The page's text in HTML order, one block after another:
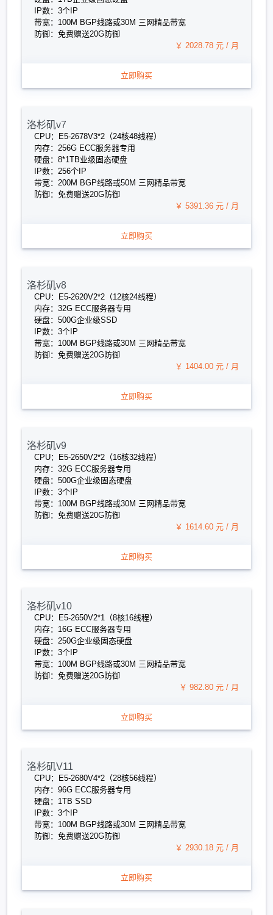
IP数：3个IP
带宽：100M BGP线路或30M 三网精品带宽
防御：免费赠送20G防御
￥ 2028.78 元 / 月
立即购买
洛杉矶v7
CPU：E5-2678V3*2（24核48线程）
内存：256G ECC服务器专用
硬盘：8*1TB业级固态硬盘
IP数：256个IP
带宽：200M BGP线路或50M 三网精品带宽
防御：免费赠送20G防御
￥ 5391.36 元 / 月
立即购买
洛杉矶v8
CPU：E5-2620V2*2（12核24线程）
内存：32G ECC服务器专用
硬盘：500G企业级SSD
IP数：3个IP
带宽：100M BGP线路或30M 三网精品带宽
防御：免费赠送20G防御
￥ 1404.00 元 / 月
立即购买
洛杉矶v9
CPU：E5-2650V2*2（16核32线程）
内存：32G ECC服务器专用
硬盘：500G企业级固态硬盘
IP数：3个IP
带宽：100M BGP线路或30M 三网精品带宽
防御：免费赠送20G防御
￥ 1614.60 元 / 月
立即购买
洛杉矶v10
CPU：E5-2650V2*1（8核16线程）
内存：16G ECC服务器专用
硬盘：250G企业级固态硬盘
IP数：3个IP
带宽：100M BGP线路或30M 三网精品带宽
防御：免费赠送20G防御
￥ 982.80 元 / 月
立即购买
洛杉矶V11
CPU：E5-2680V4*2（28核56线程）
内存：96G ECC服务器专用
硬盘：1TB SSD
IP数：3个IP
带宽：100M BGP线路或30M 三网精品带宽
防御：免费赠送20G防御
￥ 2930.18 元 / 月
立即购买